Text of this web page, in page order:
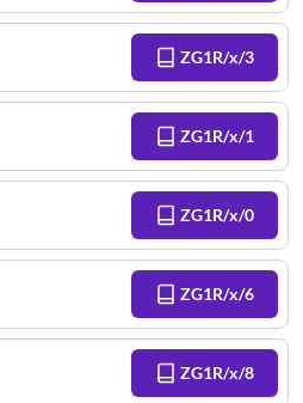
ZG1R/x/3
ZG1R/x/1
ZG1R/x/0
ZG1R/x/6
ZG1R/x/8